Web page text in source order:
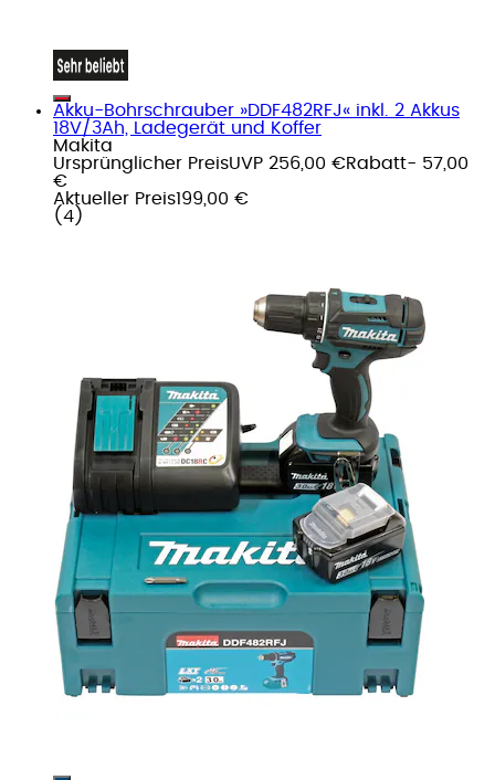
Akku-Bohrschrauber »DDF482RFJ« inkl. 2 Akkus
18V/3Ah, Ladegerät und Koffer
Makita
Ursprünglicher PreisUVP 256,00 €Rabatt- 57,00
€
Aktueller Preis199,00 €
( 4 )